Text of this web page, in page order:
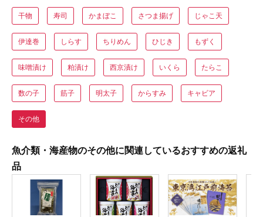
干物 寿司 かまぼこ さつま揚げ じゃこ天
伊達巻 しらす ちりめん ひじき もずく
味噌漬け 粕漬け 西京漬け いくら たらこ
数の子 筋子 明太子 からすみ キャビア
その他
魚介類・海産物のその他に関連しているおすすめの返礼
品